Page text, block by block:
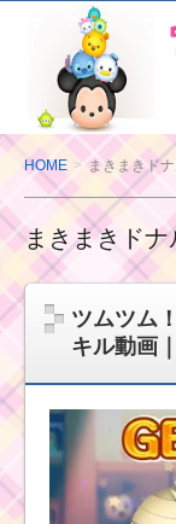
ム
ツ
ム
の
攻
法
と
遊
び
HOME まきまきド
まきまきドナ
ツムツム
キル動画